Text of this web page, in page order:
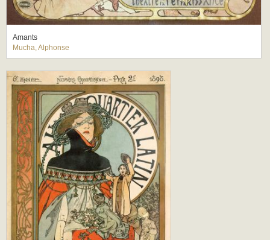
Amants
Mucha, Alphonse